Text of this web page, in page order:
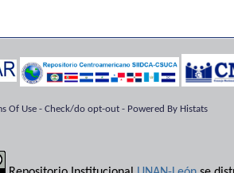
Of Use - Check/do opt-out - Powered By Histats